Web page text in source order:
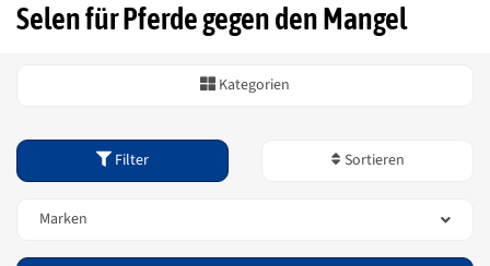
Selen für Pferde gegen den Mangel
Kategorien
Filter Sortieren
Marken